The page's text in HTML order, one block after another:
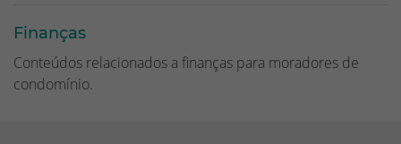
Finanças
Conteúdos relacionados a finanças para moradores de
condomínio.